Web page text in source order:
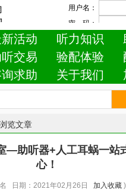
活动 听力知识
听交易 验配体验
求助 关于我们
览文章
—助听器+人工耳蜗一站
心！
日期：2021年02月26日 加入收藏)